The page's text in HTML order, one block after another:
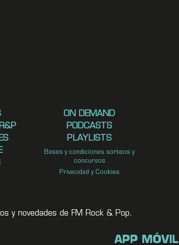
ON DEMAND
PODCASTS
PLAYLISTS
Bases y condiciones sorteos y
concursos
Privacidad y Cookies
y novedades de FM Rock & Pop.
APP MÓVIL